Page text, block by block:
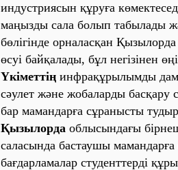
индустриясын құруға
маңызды сала болып табылады
бөлігінде орналасқан
өсуі байқалады, бұл негізінен
Үкіметтің инфрақұрылымды
сәулет және жобаларды басқару
бар мамандарға сұранысты
Қызылорда облысындағы
саласында бастаушы
бағдарламалар студенттерді